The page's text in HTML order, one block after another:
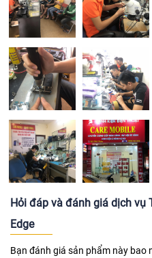
Hỏi đáp và đánh giá dịch vụ
Edge
Bạn đánh giá sản phẩm này bao